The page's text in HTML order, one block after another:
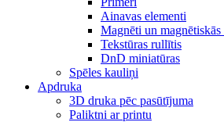
Ainavas elementi
Magnēti un magnētiskās
Tekstūras rullītis
DnD miniatūras
Spēles kauliņi
Apdruka
3D druka pēc pasūtījuma
Paliktni ar printu